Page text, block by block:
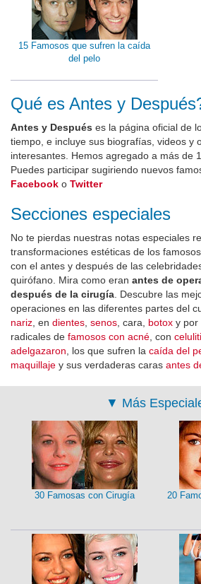
15 Famosos que sufren la caída
del pelo
Qué es Antes y
Antes y Después es la página oficial de
tiempo, e incluye sus biografías, videos y
interesantes. Hemos agregado a más de
Puedes participar sugiriendo nuevos
Facebook o Twitter
Secciones especiales
No te pierdas nuestras notas especiales
transformaciones estéticas de los
con el antes y después de las
quirófano. Mira como eran antes de
después de la cirugía . Descubre las
operaciones en las diferentes partes del
nariz , en dientes senos , cara, botox y por
radicales de famosos con acné , con
adelgazaron , los que sufren la caída del
maquillaje y sus verdaderas caras antes
▼ Más
30 Famosas con Cirugía
20